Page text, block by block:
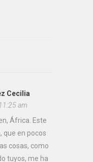
Cecilia
am
África. Este
que en pocos
cosas, como
tuyos, me ha